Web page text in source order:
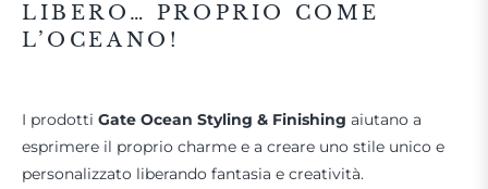
LIBERO… PROPRIO COME
L’OCEANO!
I prodotti Gate Ocean Styling & Finishing aiutano a
esprimere il proprio charme e a creare uno stile unico e
personalizzato liberando fantasia e creatività.